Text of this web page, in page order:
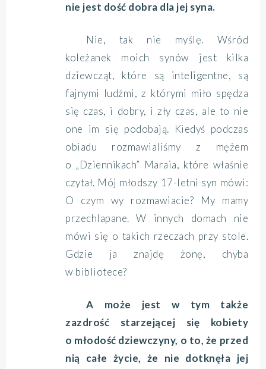
nie jest dość dobra dla jej syna.
Nie, tak nie myślę. Wśród
koleżanek moich synów jest kilka
dziewcząt, które są inteligentne, są
fajnymi ludźmi, z którymi miło spędza
się czas, i dobry, i zły czas, ale to nie
one im się podobają. Kiedyś podczas
obiadu rozmawialiśmy z mężem
o „Dziennikach” Maraia, które właśnie
czytał. Mój młodszy 17-letni syn mówi:
O czym wy rozmawiacie? My mamy
przechlapane. W innych domach nie
mówi się o takich rzeczach przy stole.
Gdzie ja znajdę żonę, chyba
w bibliotece?
A może jest w tym także
zazdrość starzejącej się kobiety
o młodość dziewczyny, o to, że przed
nią całe życie, że nie dotknęła jej